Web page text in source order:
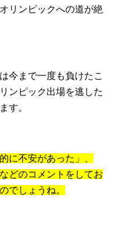
リンピックへの道が絶
今まで一度も負けたこ
ンピック出場を逃した
す。
に不安があった」、
どのコメントをしてお
でしょうね。